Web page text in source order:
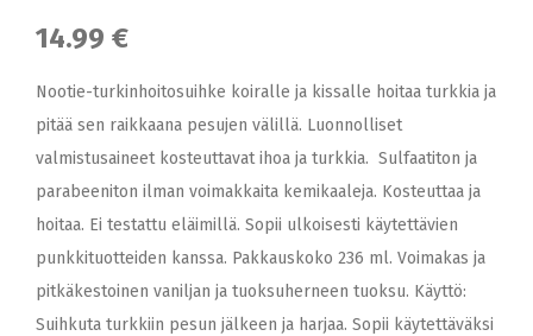
14.99 €
Nootie-turkinhoitosuihke koiralle ja kissalle hoitaa turkkia ja
pitää sen raikkaana pesujen välillä. Luonnolliset
valmistusaineet kosteuttavat ihoa ja turkkia. Sulfaatiton ja
parabeeniton ilman voimakkaita kemikaaleja. Kosteuttaa ja
hoitaa. Ei testattu eläimillä. Sopii ulkoisesti käytettävien
punkkituotteiden kanssa. Pakkauskoko 236 ml. Voimakas ja
pitkäkestoinen vaniljan ja tuoksuherneen tuoksu. Käyttö:
Suihkuta turkkiin pesun jälkeen ja harjaa. Sopii käytettäväksi